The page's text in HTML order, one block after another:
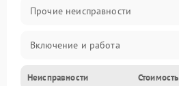
Прочие неисправности
Включение и работа
Работа с нагрузкой
Неисправности Стоимость